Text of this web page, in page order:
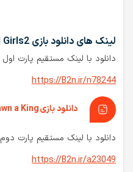
لینک های دانلود بازی Snezhinka Sentinel Girls2
دانلود با لینک مستقیم پارت اول
https://B2n.ir/n78244
دانلود بازی Once a Pawn a King برای کامپیوتر
دانلود با لینک مستقیم پارت دوم
https://B2n.ir/a23049